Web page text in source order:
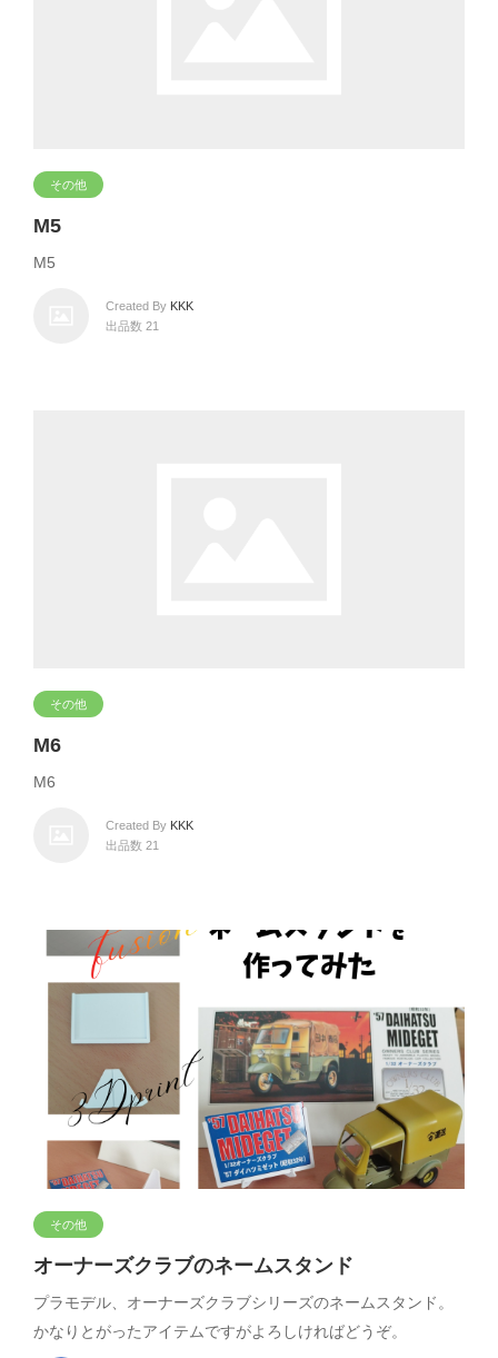
その他
M5
M5
Created By KKK
出品数 21
その他
M6
M6
Created By KKK
出品数 21
その他
オーナーズクラブのネームスタンド
プラモデル、オーナーズクラブシリーズのネームスタンド。
かなりとがったアイテムですがよろしければどうぞ。